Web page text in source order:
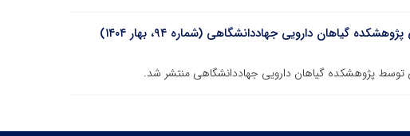
گیاهان دارویی جهاددانشگاهی (شماره ۹۴، بهار ۱۴۰۴)
توسط پژوهشکده گیاهان دارویی جهاددانشگاهی منتشر شد.